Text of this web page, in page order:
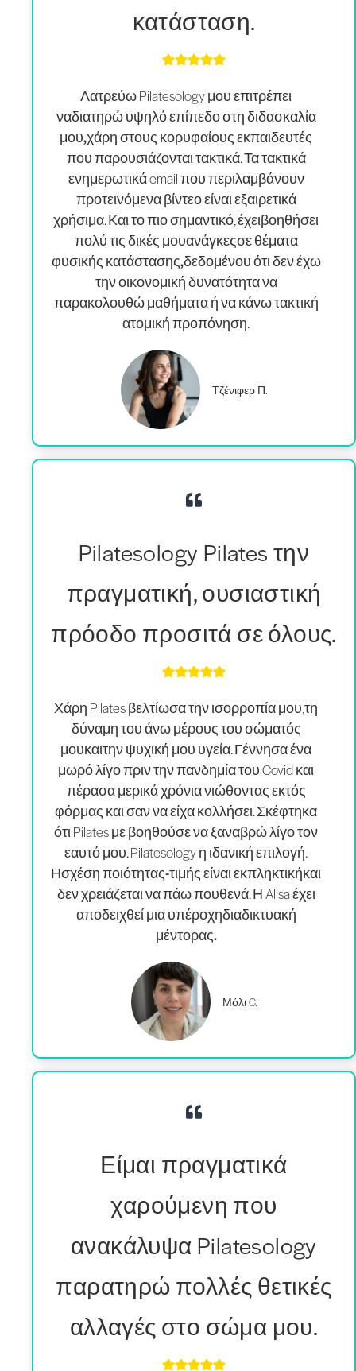
κατάσταση.
Λατρεύω Pilatesology μου επιτρέπει
ναδιατηρώ υψηλό επίπεδο στη διδασκαλία
μου,χάρη στους κορυφαίους εκπαιδευτές
που παρουσιάζονται τακτικά. Τα τακτικά
ενημερωτικά email που περιλαμβάνουν
προτεινόμενα βίντεο είναι εξαιρετικά
χρήσιμα. Και το πιο σημαντικό, έχειβοηθήσει
πολύ τις δικές μουανάγκεςσε θέματα
φυσικής κατάστασης,δεδομένου ότι δεν έχω
την οικονομική δυνατότητα να
παρακολουθώ μαθήματα ή να κάνω τακτική
ατομική προπόνηση.
Τζένιφερ Π.
Pilatesology Pilates την
πραγματική, ουσιαστική
πρόοδο προσιτά σε όλους.
Χάρη Pilatesβελτίωσα την ισορροπία μου,τη
δύναμη του άνω μέρους του σώματός
μουκαιτην ψυχική μου υγεία. Γέννησα ένα
μωρό λίγο πριν την πανδημία του Covid και
πέρασα μερικά χρόνια νιώθοντας εκτός
φόρμας και σαν να είχα κολλήσει. Σκέφτηκα
ότι Pilates με βοηθούσε να ξαναβρώ λίγο τον
εαυτό μου. Pilatesology η ιδανική επιλογή.
Ησχέση ποιότητας-τιμής είναι εκπληκτικήκαι
δεν χρειάζεται να πάω πουθενά. Η Alisa έχει
αποδειχθεί μια υπέροχηδιαδικτυακή
μέντορας.
Μόλι C.
Είμαι πραγματικά
χαρούμενη που
ανακάλυψα Pilatesology
παρατηρώ πολλές θετικές
αλλαγές στο σώμα μου.